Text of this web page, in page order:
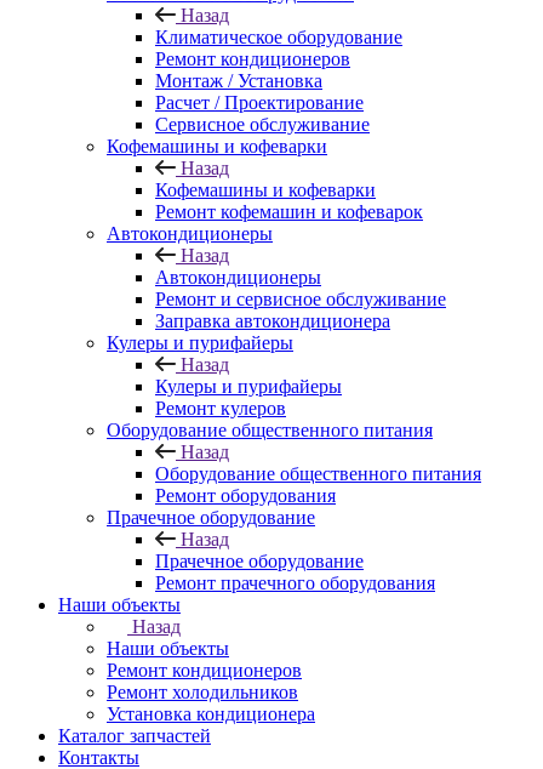
Назад
Климатическое оборудование
Ремонт кондиционеров
Монтаж / Установка
Расчет / Проектирование
Сервисное обслуживание
Кофемашины и кофеварки
Назад
Кофемашины и кофеварки
Ремонт кофемашин и кофеварок
Автокондиционеры
Назад
Автокондиционеры
Ремонт и сервисное обслуживание
Заправка автокондиционера
Кулеры и пурифайеры
Назад
Кулеры и пурифайеры
Ремонт кулеров
Оборудование общественного питания
Назад
Оборудование общественного питания
Ремонт оборудования
Прачечное оборудование
Назад
Прачечное оборудование
Ремонт прачечного оборудования
Наши объекты
Назад
Наши объекты
Ремонт кондиционеров
Ремонт холодильников
Установка кондиционера
Каталог запчастей
Контакты